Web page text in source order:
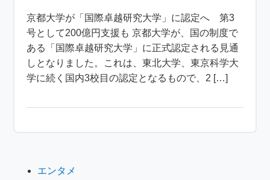
京都大学が「国際卓越研究大学」に認定へ 第3
号として200億円支援も 京都大学が、国の制度で
ある「国際卓越研究大学」に正式認定される見通
しとなりました。これは、東北大学、東京科学大
学に続く国内3校目の認定となるもので、2 […]
エンタメ